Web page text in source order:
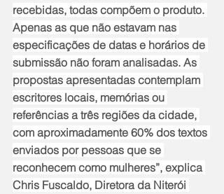
recebidas, todas compõem o produto.
Apenas as que não estavam nas
especificações de datas e horários de
submissão não foram analisadas. As
propostas apresentadas contemplam
escritores locais, memórias ou
referências a três regiões da cidade,
com aproximadamente 60% dos textos
enviados por pessoas que se
reconhecem como mulheres”, explica
Chris Fuscaldo, Diretora da Niterói